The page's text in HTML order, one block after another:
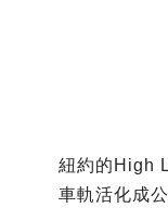
紐約的High
車軌活化成